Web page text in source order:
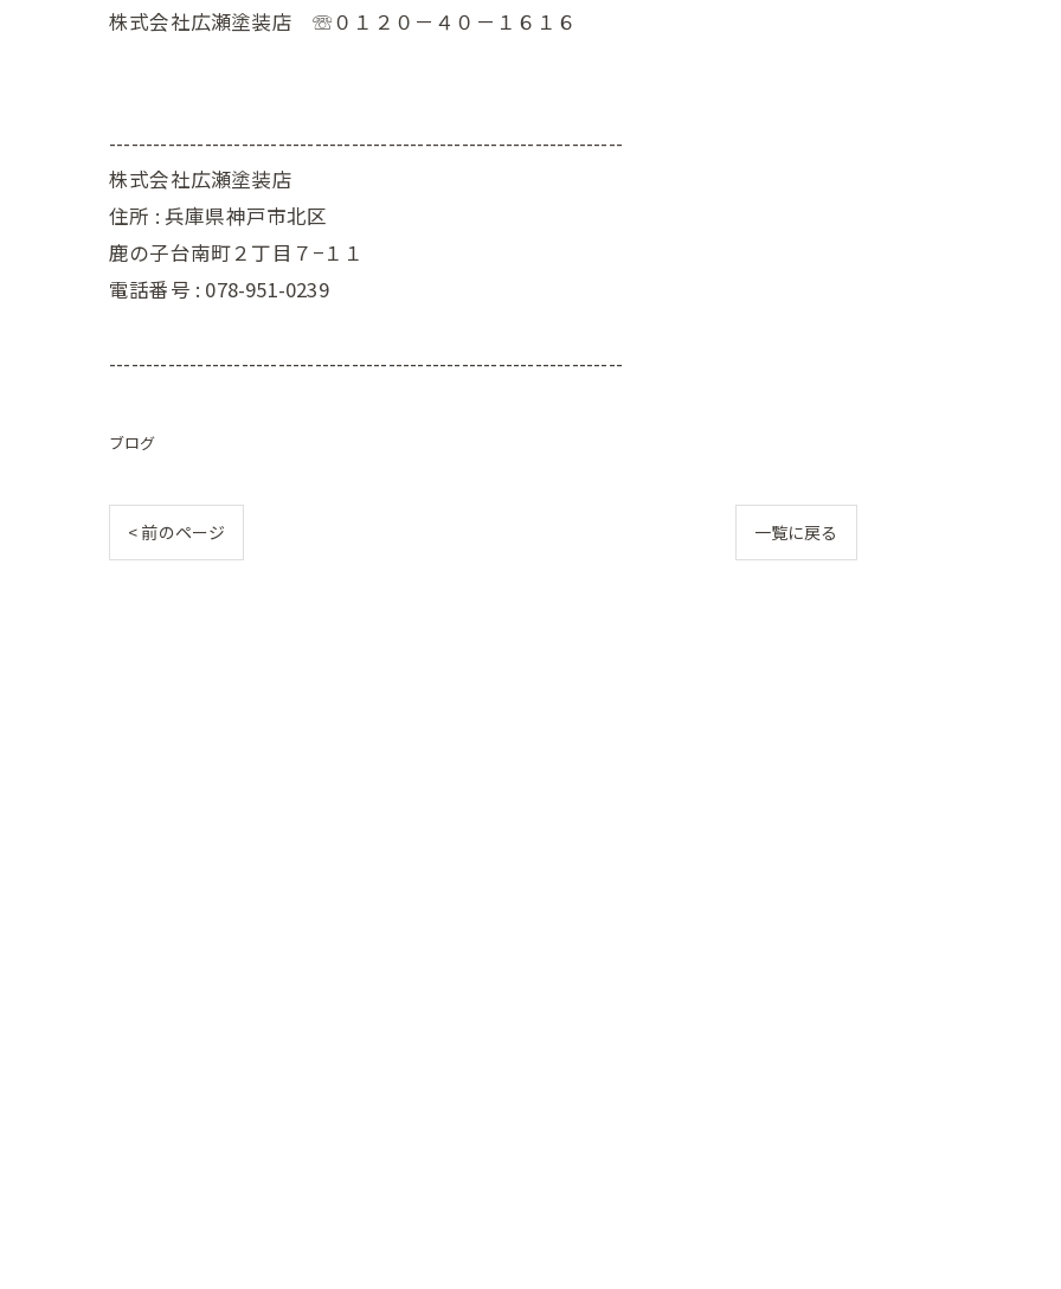
株式会社広瀬塗装店 ☏０１２０－４０－１６１６
----------------------------------------------------------------------
株式会社広瀬塗装店
住所 : 兵庫県神戸市北区
鹿の子台南町２丁目７−１１
電話番号 : 078-951-0239
----------------------------------------------------------------------
ブログ
< 前のページ 一覧に戻る